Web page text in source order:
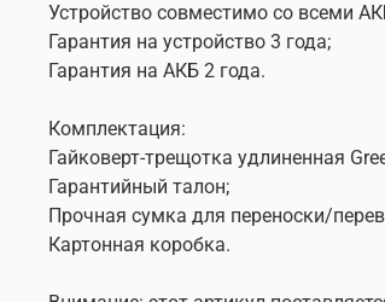
Устройство совместимо со всеми
Гарантия на устройство 3 года;
Гарантия на АКБ 2 года.
Комплектация:
Гайковерт-трещотка удлиненная
Гарантийный талон;
Прочная сумка для переноски/
Картонная коробка.